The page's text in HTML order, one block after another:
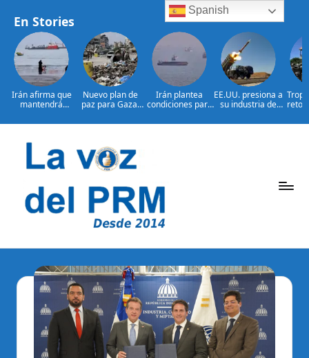
En Stories
Irán afirma que
mantendrá
Ormuz hasta que
Nuevo plan de
paz para Gaza:
UU. a Israel?
Irán plantea
condiciones para
estrecho de
EE.UU. presiona a
su industria de
armamento
contenido
Del
PRM
Spanish